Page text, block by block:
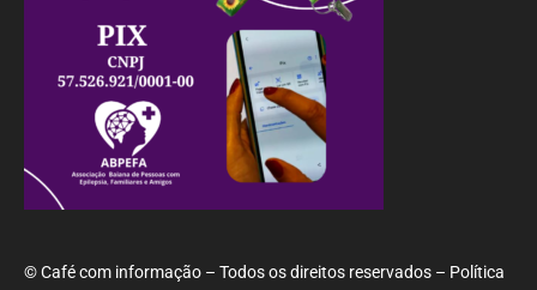
© Café com informação – Todos os direitos reservados – Política